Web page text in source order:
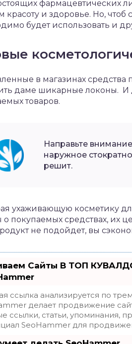
фармацевтических
красоту и здоровье. Но, чтоб
будет использовать и
в магазинах средства
даме шикарные локоны. И
товаров.
Направьте
наружное
решит.
ухаживающую косметику
о покупаемых средствах, их
не подойдет, вы
Сайты В ТОП
ссылка анализируется по
делает продвижение
ссылки, статьи, упоминания,
SeoHammer для